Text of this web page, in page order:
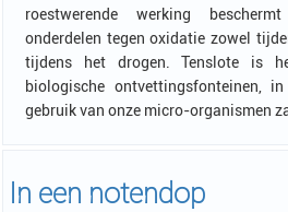
roestwerende werking
onderdelen tegen oxidatie zowel
tijdens het drogen. Tenslote is
biologische ontvettingsfonteinen,
gebruik van onze micro-organismen
In een notendop